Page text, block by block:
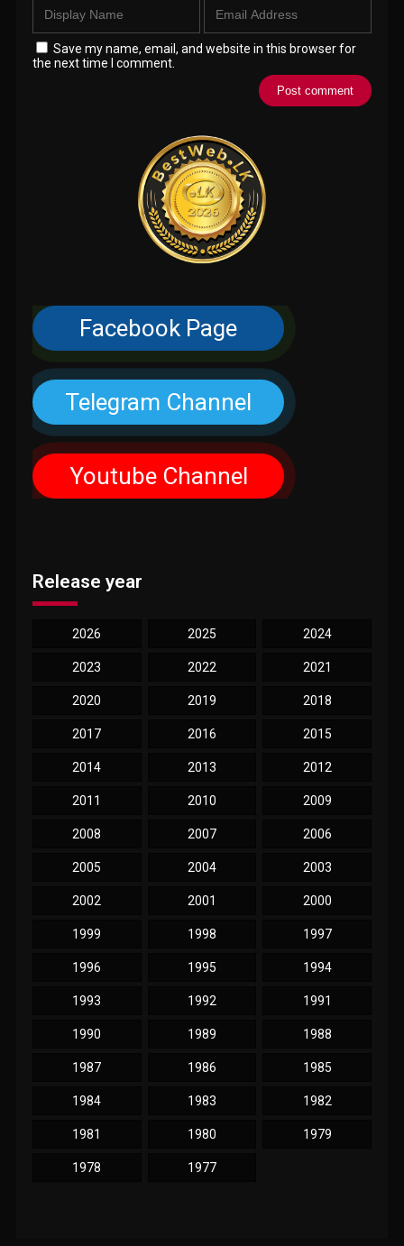
Save my name, email, and website in this browser for
the next time I comment.
Facebook Page
Telegram Channel
Youtube Channel
Release year
2026 2025 2024
2023 2022 2021
2020 2019 2018
2017 2016 2015
2014 2013 2012
2011 2010 2009
2008 2007 2006
2005 2004 2003
2002 2001 2000
1999 1998 1997
1996 1995 1994
1993 1992 1991
1990 1989 1988
1987 1986 1985
1984 1983 1982
1981 1980 1979
1978 1977